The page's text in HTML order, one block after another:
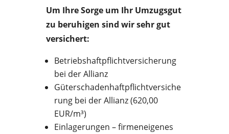
Um Ihre Sorge um Ihr Umzugsgut
zu beruhigen sind wir sehr gut
versichert:
Betriebshaftpflichtversicherung
bei der Allianz
Güterschadenhaftpflichtversiche
rung bei der Allianz (620,00
EUR/m³)
Einlagerungen – firmeneigenes